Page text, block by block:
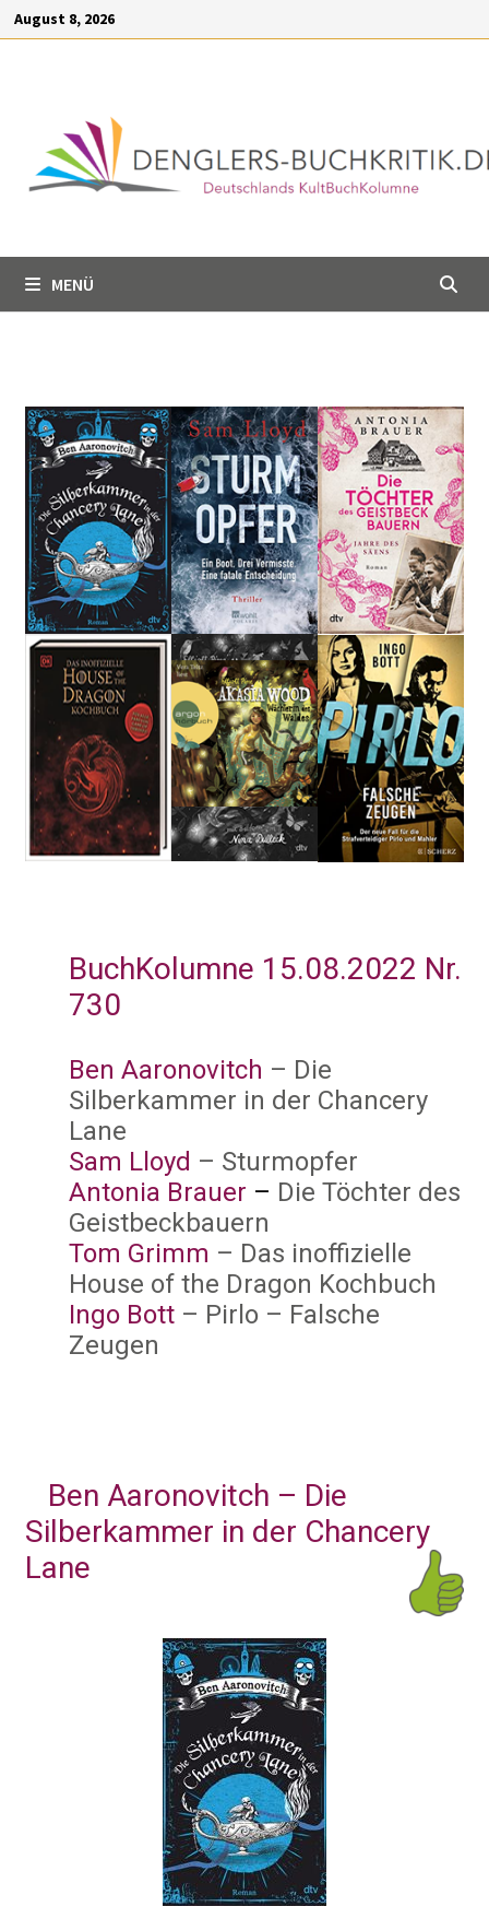
springen
August 8, 2026
MENÜ
BuchKolumne 15.08.2022 Nr.
730
Ben Aaronovitch – Die
Silberkammer in der Chancery
Lane
Sam Lloyd – Sturmopfer
Antonia Brauer – Die Töchter des
Geistbeckbauern
Tom Grimm – Das inoffizielle
House of the Dragon Kochbuch
Ingo Bott– Pirlo – Falsche
Zeugen
Ben Aaronovitch – Die
Silberkammer in der Chancery
Lane